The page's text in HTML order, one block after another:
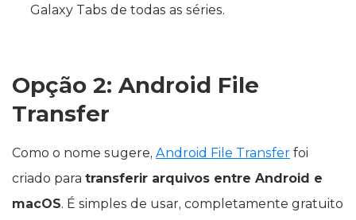
Galaxy Tabs de todas as séries.
Opção 2: Android File
Transfer
Como o nome sugere, Android File Transfer foi
criado para transferir arquivos entre Android e
macOS. É simples de usar, completamente gratuito